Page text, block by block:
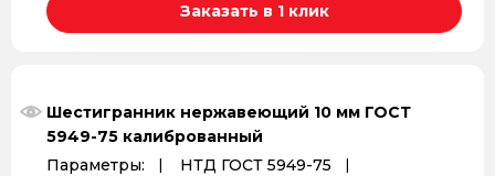
Заказать в 1 клик
Шестигранник нержавеющий 10 мм ГОСТ
5949-75 калиброванный
Параметры:
НТД ГОСТ 5949-75